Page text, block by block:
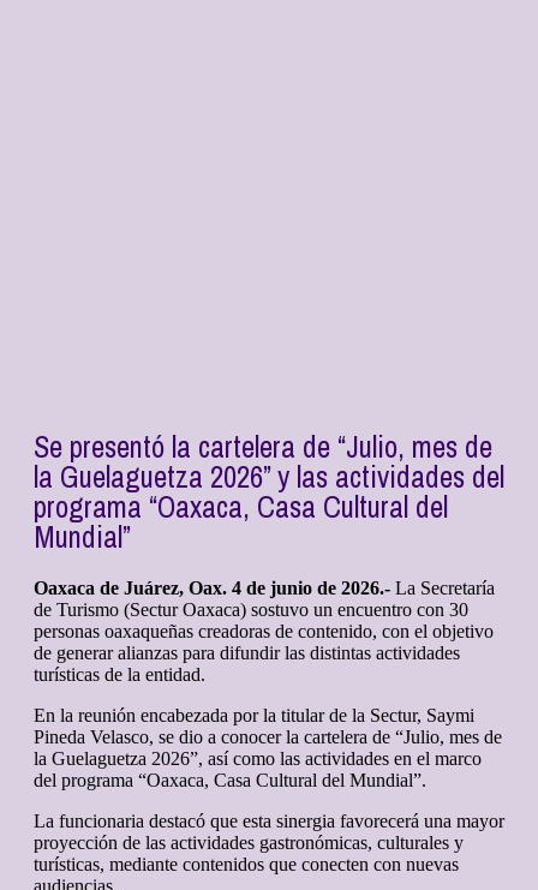
Se presentó la cartelera de “Julio, mes de
la Guelaguetza 2026” y las actividades del
programa “Oaxaca, Casa Cultural del
Mundial”
Oaxaca de Juárez, Oax. 4 de junio de 2026.- La Secretaría
de Turismo (Sectur Oaxaca) sostuvo un encuentro con 30
personas oaxaqueñas creadoras de contenido, con el objetivo
de generar alianzas para difundir las distintas actividades
turísticas de la entidad.
En la reunión encabezada por la titular de la Sectur, Saymi
Pineda Velasco, se dio a conocer la cartelera de “Julio, mes de
la Guelaguetza 2026”, así como las actividades en el marco
del programa “Oaxaca, Casa Cultural del Mundial”.
La funcionaria destacó que esta sinergia favorecerá una mayor
proyección de las actividades gastronómicas, culturales y
turísticas, mediante contenidos que conecten con nuevas